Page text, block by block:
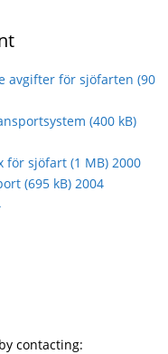
avgifter för sjöfarten (90
(400 kB)
sjöfart (1 MB) 2000
(695 kB) 2004
contacting: